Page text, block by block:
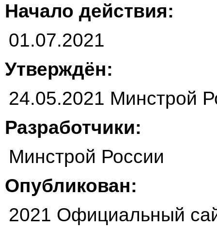
Начало действия:
01.07.2021
Утверждён:
24.05.2021 Минстрой
Разработчики:
Минстрой России
Опубликован:
2021 Официальный